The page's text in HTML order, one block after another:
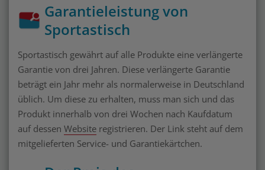
Garantieleistung von
Sportastisch
Sportastisch gewährt auf alle Produkte eine verlängerte
Garantie von drei Jahren. Diese verlängerte Garantie
beträgt ein Jahr mehr als normalerweise in Deutschland
üblich. Um diese zu erhalten, muss man sich und das
Produkt innerhalb von drei Wochen nach Kaufdatum
auf dessen Website registrieren. Der Link steht auf dem
mitgelieferten Service- und Garantiekärtchen.